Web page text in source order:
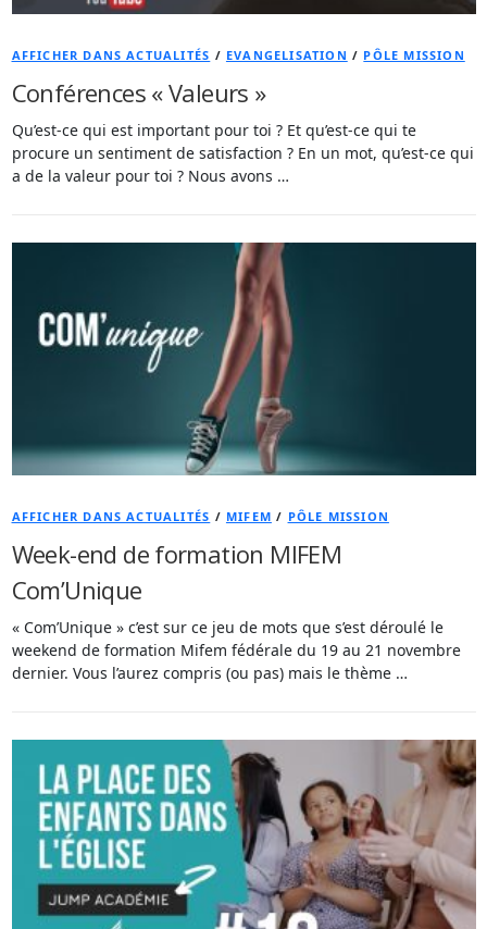
AFFICHER DANS ACTUALITÉS / EVANGELISATION / PÔLE MISSION
Conférences « Valeurs »
Qu’est-ce qui est important pour toi ? Et qu’est-ce qui te
procure un sentiment de satisfaction ? En un mot, qu’est-ce qui
a de la valeur pour toi ? Nous avons …
AFFICHER DANS ACTUALITÉS / MIFEM / PÔLE MISSION
Week-end de formation MIFEM
Com’Unique
« Com’Unique » c’est sur ce jeu de mots que s’est déroulé le
weekend de formation Mifem fédérale du 19 au 21 novembre
dernier. Vous l’aurez compris (ou pas) mais le thème …